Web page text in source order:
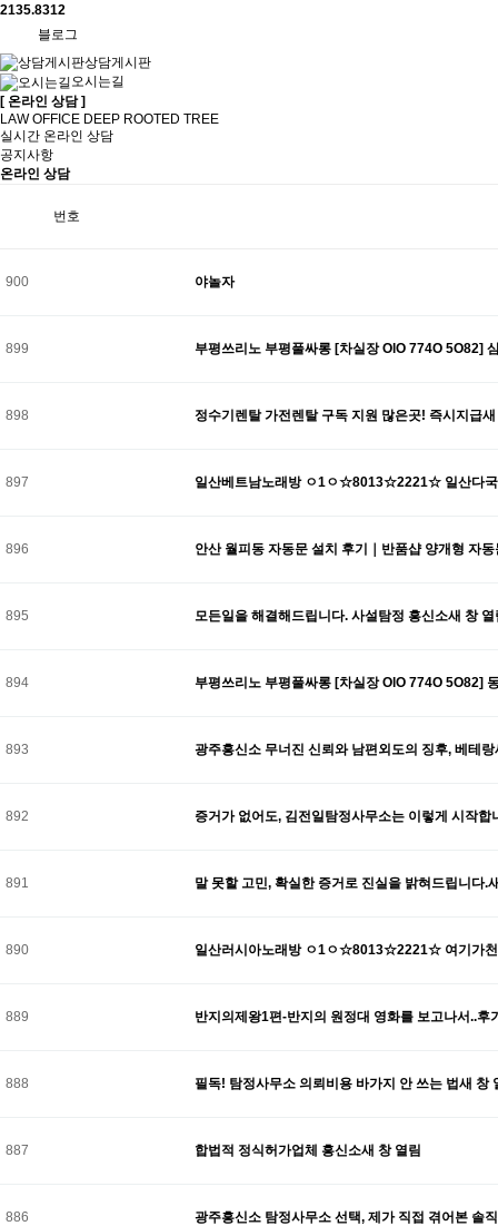
2135.8312
블로그
상담게시판
오시는길
[ 온라인 상담 ]
LAW OFFICE DEEP ROOTED TREE
실시간 온라인 상담
공지사항
온라인 상담
번호
900 야놀자
899 부평쓰리노 부평풀싸롱 [차실장 OlO 774O 5O82]
898 정수기렌탈 가전렌탈 구독 지원 많은곳! 즉시지급
897 일산베트남노래방 ㅇ1ㅇ☆8013☆2221☆ 일산다
896 안산 월피동 자동문 설치 후기｜반품샵 양개형 자
895 모든일을 해결해드립니다. 사설탐정 흥신소새 창 열
894 부평쓰리노 부평풀싸롱 [차실장 OlO 774O 5O82]
893 광주흥신소 무너진 신뢰와 남편외도의 징후, 베테랑
892 증거가 없어도, 김전일탐정사무소는 이렇게 시작합
891 말 못할 고민, 확실한 증거로 진실을 밝혀드립니다.
890 일산러시아노래방 ㅇ1ㅇ☆8013☆2221☆ 여기가천
889 반지의제왕1편-반지의 원정대 영화를 보고나서..
888 필독! 탐정사무소 의뢰비용 바가지 안 쓰는 법새 창
887 합법적 정식허가업체 흥신소새 창 열림
886 광주흥신소 탐정사무소 선택, 제가 직접 겪어본 솔